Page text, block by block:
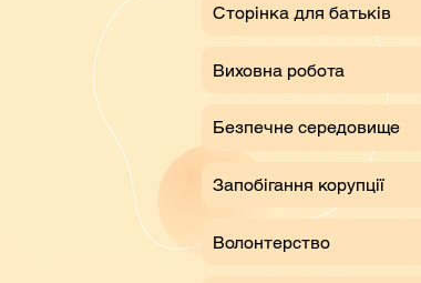
Сторінка для батьків
Виховна робота
Безпечне середовище
Запобігання корупції
Волонтерство